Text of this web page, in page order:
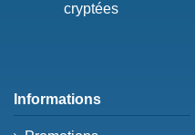
cryptées
Informations